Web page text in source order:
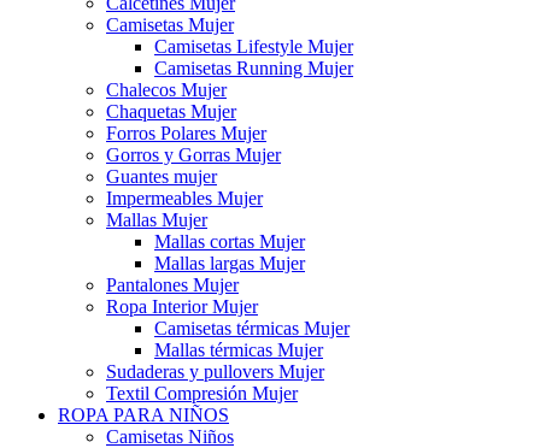
Camisetas Mujer
Camisetas Lifestyle Mujer
Camisetas Running Mujer
Chalecos Mujer
Chaquetas Mujer
Forros Polares Mujer
Gorros y Gorras Mujer
Guantes mujer
Impermeables Mujer
Mallas Mujer
Mallas cortas Mujer
Mallas largas Mujer
Pantalones Mujer
Ropa Interior Mujer
Camisetas térmicas Mujer
Mallas térmicas Mujer
Sudaderas y pullovers Mujer
Textil Compresión Mujer
ROPA PARA NIÑOS
Camisetas Niños